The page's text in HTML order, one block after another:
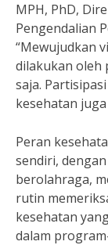
MPH, PhD,
Pengendalian
“Mewujudkan
dilakukan oleh
saja.
kesehatan
Peran
sendiri,
berolahraga,
rutin
kesehatan
dalam